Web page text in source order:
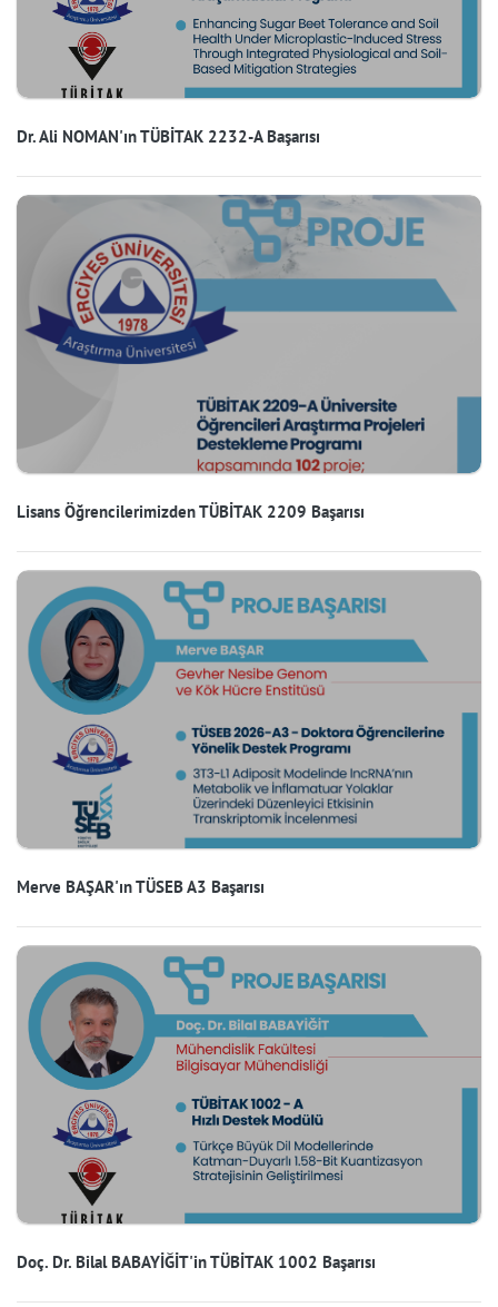
Dr. Ali NOMAN'ın TÜBİTAK 2232-A Başarısı
Lisans Öğrencilerimizden TÜBİTAK 2209 Başarısı
Merve BAŞAR'ın TÜSEB A3 Başarısı
Doç. Dr. Bilal BABAYİĞİT'in TÜBİTAK 1002 Başarısı